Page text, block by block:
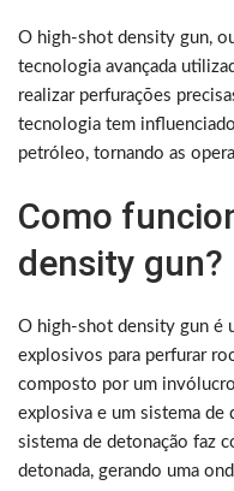
O high-shot density gun,
tecnologia avançada
realizar perfurações
tecnologia tem
petróleo, tornando as
Como
density gun?
O high-shot density gun é
explosivos para perfurar
composto por um
explosiva e um sistema de
sistema de detonação faz
detonada, gerando uma